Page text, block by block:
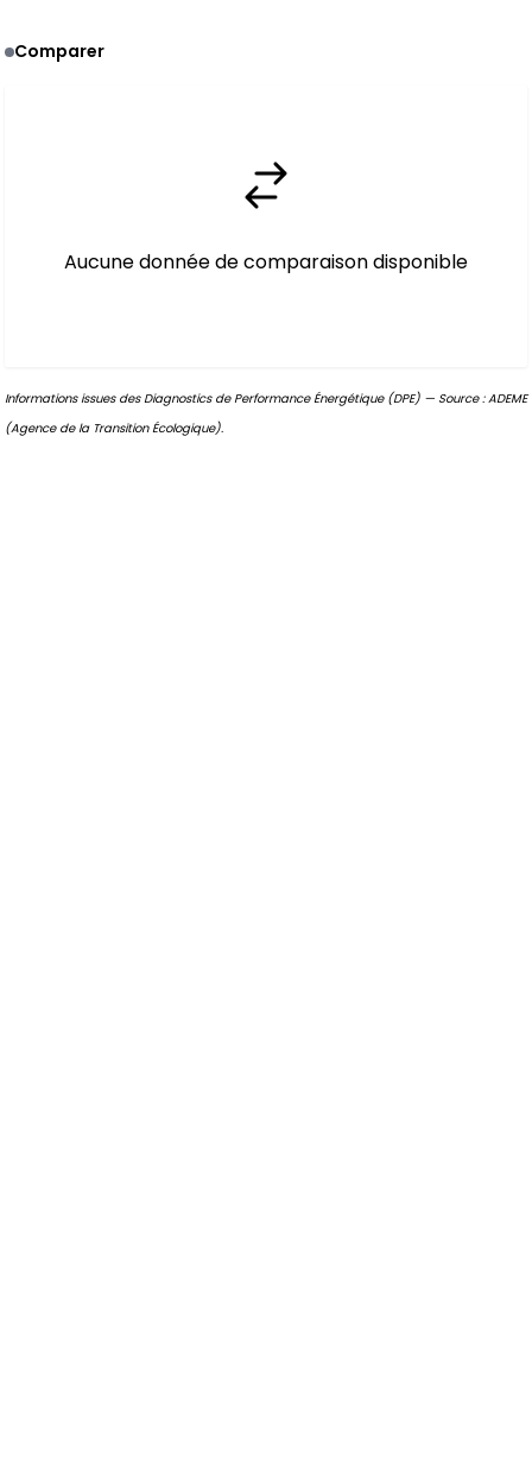
Comparer
Aucune donnée de comparaison disponible
Informations issues des Diagnostics de Performance Énergétique (DPE) — Source : ADEME
(Agence de la Transition Écologique).